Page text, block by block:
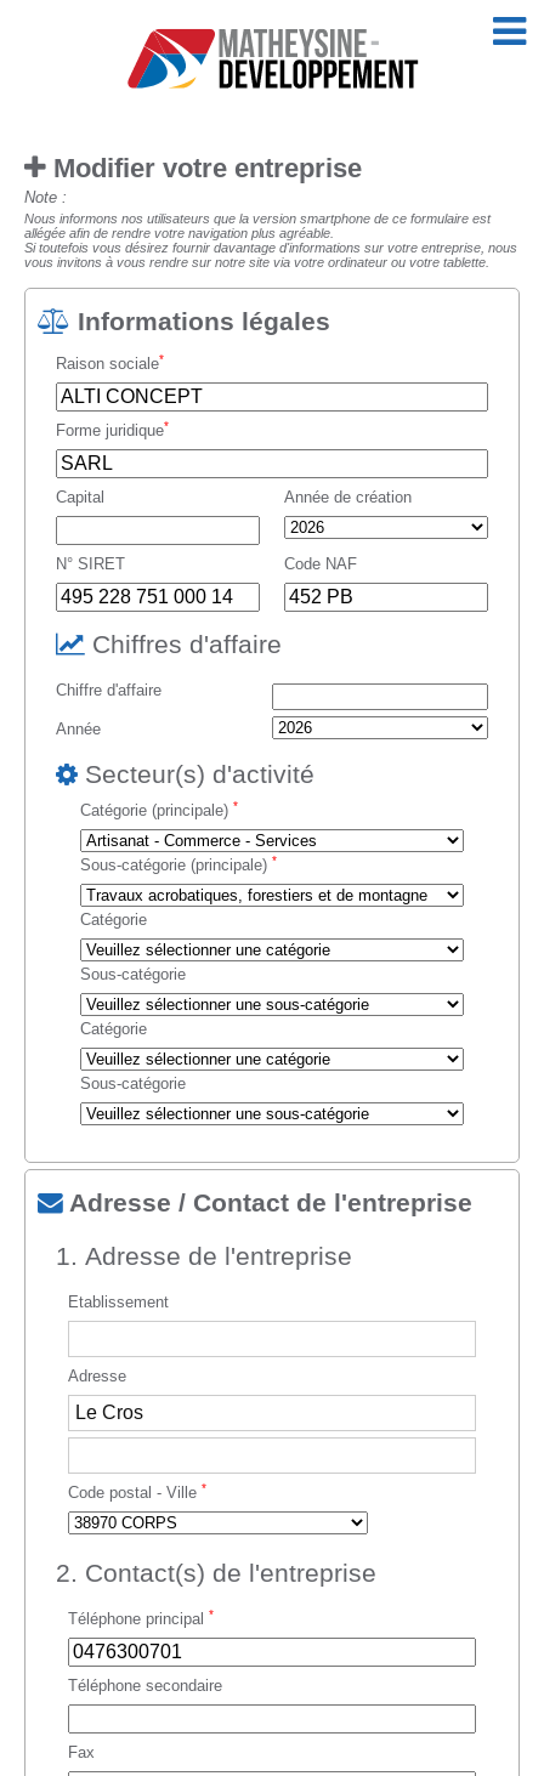
Modifier votre entreprise
Note :
Nous informons nos utilisateurs que la version smartphone de ce formulaire est
allégée afin de rendre votre navigation plus agréable.
Si toutefois vous désirez fournir davantage d'informations sur votre entreprise, nous
vous invitons à vous rendre sur notre site via votre ordinateur ou votre tablette.
Informations légales
Raison sociale*
Forme juridique*
Capital Année de création
N° SIRET Code NAF
Chiffres d'affaire
Chiffre d'affaire
Année
Secteur(s) d'activité
Catégorie (principale) *
Sous-catégorie (principale) *
Catégorie
Sous-catégorie
Catégorie
Sous-catégorie
Adresse / Contact de l'entreprise
1. Adresse de l'entreprise
Etablissement
Adresse
Code postal - Ville *
2. Contact(s) de l'entreprise
Téléphone principal *
Téléphone secondaire
Fax